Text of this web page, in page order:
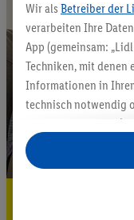
Wir als Betreiber der
verarbeiten Ihre
App (gemeinsam:
Techniken, mit
Informationen in
technisch notwendig
auch durch Partner (u.a.
Verantwortliche; im
insgesamt
Statistik-Erstellung